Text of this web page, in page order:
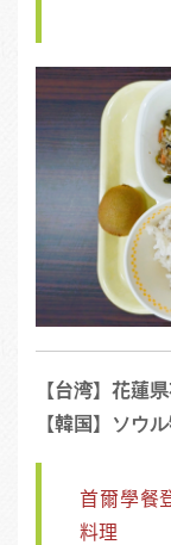
【台湾】花蓮
【韓国】ソウ
首爾學餐
料理